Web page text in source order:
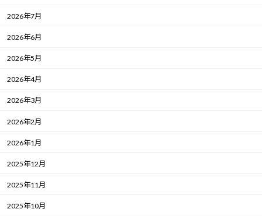
2026年7月
2026年6月
2026年5月
2026年4月
2026年3月
2026年2月
2026年1月
2025年12月
2025年11月
2025年10月